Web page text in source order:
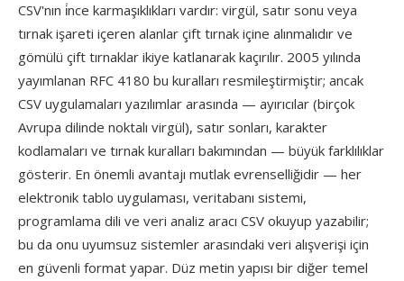
CSV'nın i̇nce karmaşıklıkları vardır: virgül, satır sonu veya
tırnak işareti içeren alanlar çift tırnak içine alınmalıdır ve
gömülü çift tırnaklar ikiye katlanarak kaçırılır. 2005 yılında
yayımlanan RFC 4180 bu kuralları resmileştirmiştir; ancak
CSV uygulamaları yazılımlar arasında — ayırıcılar (birçok
Avrupa dilinde noktalı virgül), satır sonları, karakter
kodlamaları ve tırnak kuralları bakımından — büyük farklılıklar
gösterir. En önemli avantajı mutlak evrenselliğidir — her
elektronik tablo uygulaması, veritabanı sistemi,
programlama dili ve veri analiz aracı CSV okuyup yazabilir;
bu da onu uyumsuz sistemler arasındaki veri alışverişi için
en güvenli format yapar. Düz metin yapısı bir diğer temel